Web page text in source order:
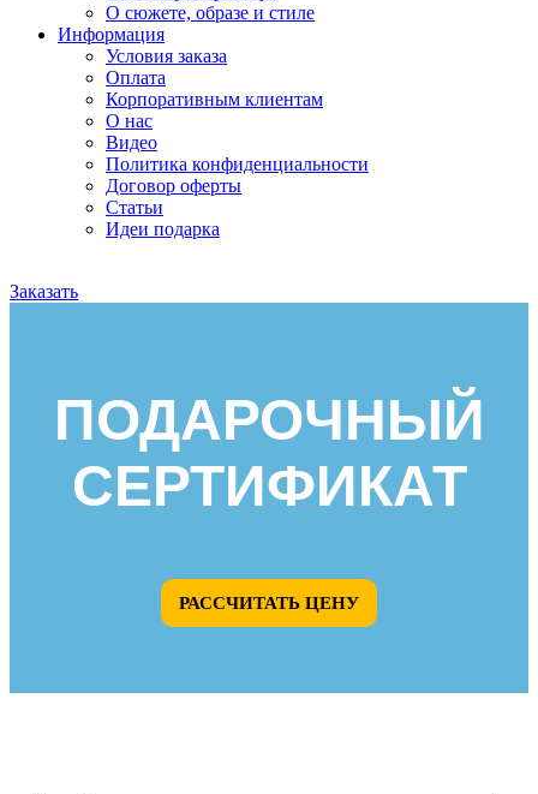
О сюжете, образе и стиле
Информация
Условия заказа
Оплата
Корпоративным клиентам
О нас
Видео
Политика конфиденциальности
Договор оферты
Статьи
Идеи подарка
Заказать
ПОДАРОЧНЫЙ
СЕРТИФИКАТ
РАССЧИТАТЬ ЦЕНУ